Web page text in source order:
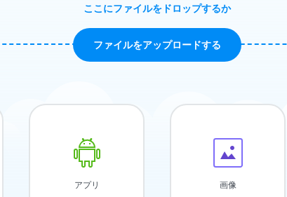
ここにファイルをドロップするか
ファイルをアップロードする
アプリ 画像